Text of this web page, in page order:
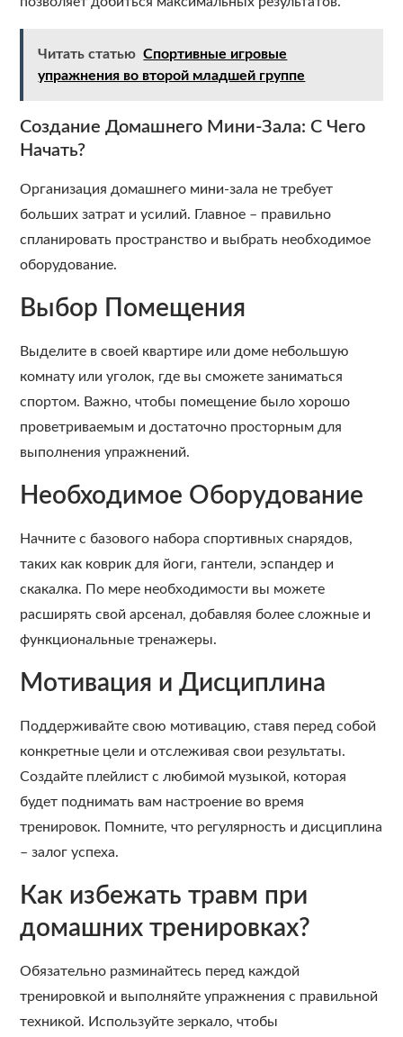
Читать статью Спортивные игровые
упражнения во второй младшей группе
Создание Домашнего Мини-Зала: С Чего
Начать?
Организация домашнего мини-зала не требует
больших затрат и усилий. Главное – правильно
спланировать пространство и выбрать необходимое
оборудование.
Выбор Помещения
Выделите в своей квартире или доме небольшую
комнату или уголок, где вы сможете заниматься
спортом. Важно, чтобы помещение было хорошо
проветриваемым и достаточно просторным для
выполнения упражнений.
Необходимое Оборудование
Начните с базового набора спортивных снарядов,
таких как коврик для йоги, гантели, эспандер и
скакалка. По мере необходимости вы можете
расширять свой арсенал, добавляя более сложные и
функциональные тренажеры.
Мотивация и Дисциплина
Поддерживайте свою мотивацию, ставя перед собой
конкретные цели и отслеживая свои результаты.
Создайте плейлист с любимой музыкой, которая
будет поднимать вам настроение во время
тренировок. Помните, что регулярность и дисциплина
– залог успеха.
Как избежать травм при
домашних тренировках?
Обязательно разминайтесь перед каждой
тренировкой и выполняйте упражнения с правильной
техникой. Используйте зеркало, чтобы